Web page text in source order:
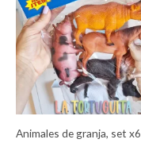
Animales de granja, set x6